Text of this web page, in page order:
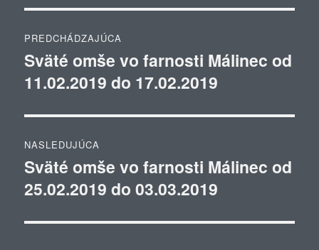
v
článku
PREDCHÁDZAJÚCA
Predchádzajúci
článok:
Sväté omše vo farnosti Málinec od
11.02.2019 do 17.02.2019
NASLEDUJÚCA
Ďalší
článok:
Sväté omše vo farnosti Málinec od
25.02.2019 do 03.03.2019